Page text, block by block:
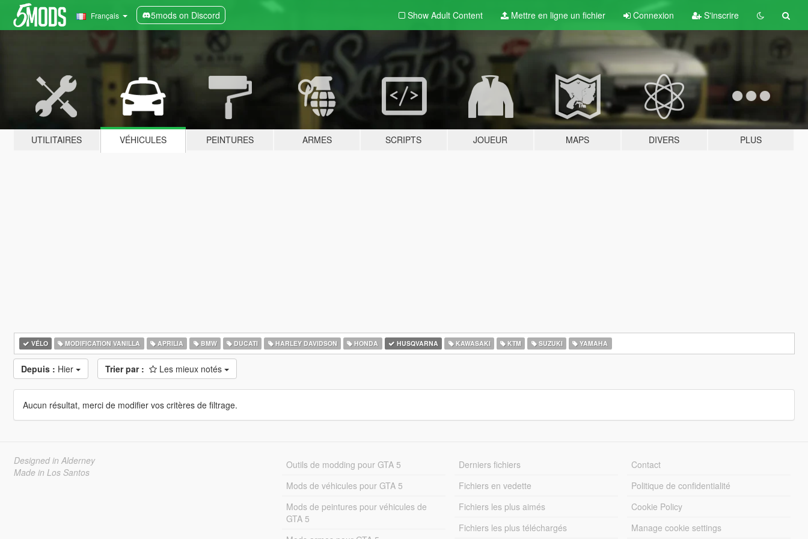
Français 5mods on Discord Show Adult Content Mettre en ligne un fichier Connexion S'inscrire
UTILITAIRES VÉHICULES PEINTURES ARMES SCRIPTS JOUEUR MAPS DIVERS PLUS
VÉLO MODIFICATION VANILLA APRILIA BMW DUCATI HARLEY DAVIDSON HONDA HUSQVARNA KAWASAKI KTM SUZUKI YAMAHA
Depuis : Hier Trier par : Les mieux notés
Aucun résultat, merci de modifier vos critères de filtrage.
Designed in Alderney
Made in Los Santos
Outils de modding pour GTA 5
Mods de véhicules pour GTA 5
Mods de peintures pour véhicules de
GTA 5
Derniers fichiers
Fichiers en vedette
Fichiers les plus aimés
Fichiers les plus téléchargés
Contact
Politique de confidentialité
Cookie Policy
Manage cookie settings